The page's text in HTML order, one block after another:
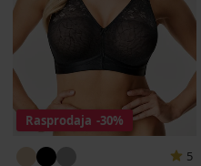
Rasprodaja -30%
5